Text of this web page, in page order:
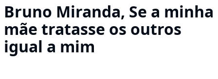
Bruno Miranda, Se a minha
mãe tratasse os outros
igual a mim